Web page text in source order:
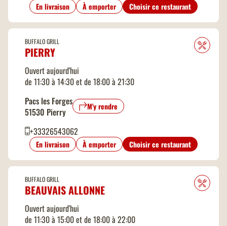
En livraison À emporter Choisir ce restaurant
BUFFALO GRILL
PIERRY
Ouvert aujourd'hui
de 11:30 à 14:30 et de 18:00 à 21:30
Pacs les Forges
51530 Pierry
M'y rendre
+33326543062
En livraison À emporter Choisir ce restaurant
BUFFALO GRILL
BEAUVAIS ALLONNE
Ouvert aujourd'hui
de 11:30 à 15:00 et de 18:00 à 22:00